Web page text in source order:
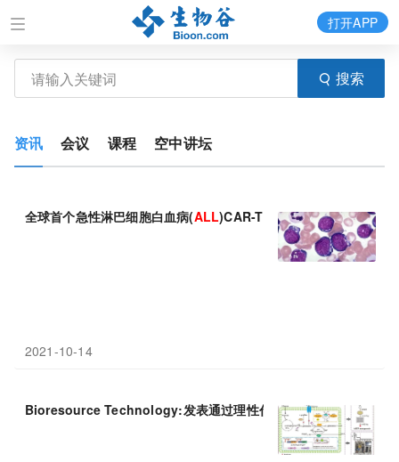
搜索
打开APP
资讯 会议 课程 空中讲坛
全球首个急性淋巴细胞白血病(ALL)CAR-T细胞疗法！美国FDA
2021-10-14
Bioresource Technology:发表通过理性代谢工程改造谷氨酸棒